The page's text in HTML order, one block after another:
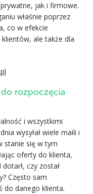
jak i firmowe.
właśnie poprzez
co w efekcie
ale także dla
do rozpoczęcia
i wszystkimi
wysyłał wiele maili i
stanie się w tym
oferty do klienta,
czy został
Często sam
do danego klienta.